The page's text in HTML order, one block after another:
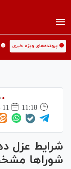
🟡 پرونده‌های ویژه خبری
11:18
11 دی 1403
شرایط عزل
شورا‌ها